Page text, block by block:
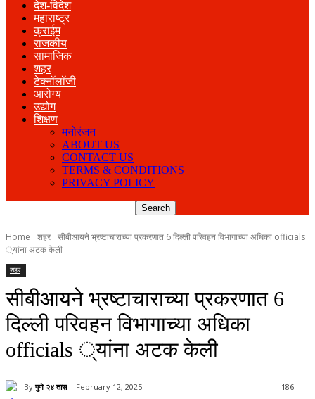
देश-विदेश
महाराष्ट्र
क्राईम
राजकीय
सामाजिक
शहर
टेक्नॉलॉजी
आरोग्य
उद्योग
शिक्षण
मनोरंजन
ABOUT US
CONTACT US
TERMS & CONDITIONS
PRIVACY POLICY
Home शहर सीबीआयने भ्रष्टाचाराच्या प्रकरणात 6 दिल्ली परिवहन विभागाच्या अधिका officials
्यांना अटक केली
शहर
सीबीआयने भ्रष्टाचाराच्या प्रकरणात 6
दिल्ली परिवहन विभागाच्या अधिका
officials ्यांना अटक केली
By पुणे २४ तास February 12, 2025 186